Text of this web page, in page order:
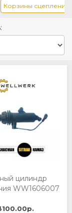
Корзины сцепления
цилиндр
WW1606007